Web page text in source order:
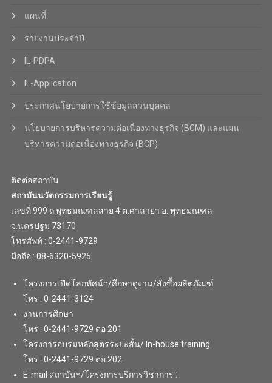
แผนที่
รายงานประจำปี
IL-PDPA
IL-Application
ประกาศนโยบายการใช้ข้อมูลส่วนบุคคล
นโยบายการบริหารความต่อเนื่องทางธุรกิจ (BCM) และแผน
บริหารความต่อเนื่องทางธุรกิจ (BCP)
ติดต่อสถาบัน
สถาบันนวัตกรรมการเรียนรู้
เลขที่ 999 ถ.พุทธมณฑลสาย 4 ต.ศาลายา อ. พุทธมณฑล
จ.นครปฐม 73170
โทรศัพท์ : 0-2441-9729
มือถือ : 08-6320-5925
โครงการเปิดโลกทัศน์ฯ/ศึกษาดูงาน/สั่งซื้อผลิตภัณฑ์
โทร : 0-2441-3124
งานการศึกษา
โทร : 0-2441-9729 ต่อ 201
โครงการอบรมหลักสูตรระยะสั้น/ In-house training
โทร : 0-2441-9729 ต่อ 202
E-mail สถาบันฯ/โครงการบริการวิชาการ :